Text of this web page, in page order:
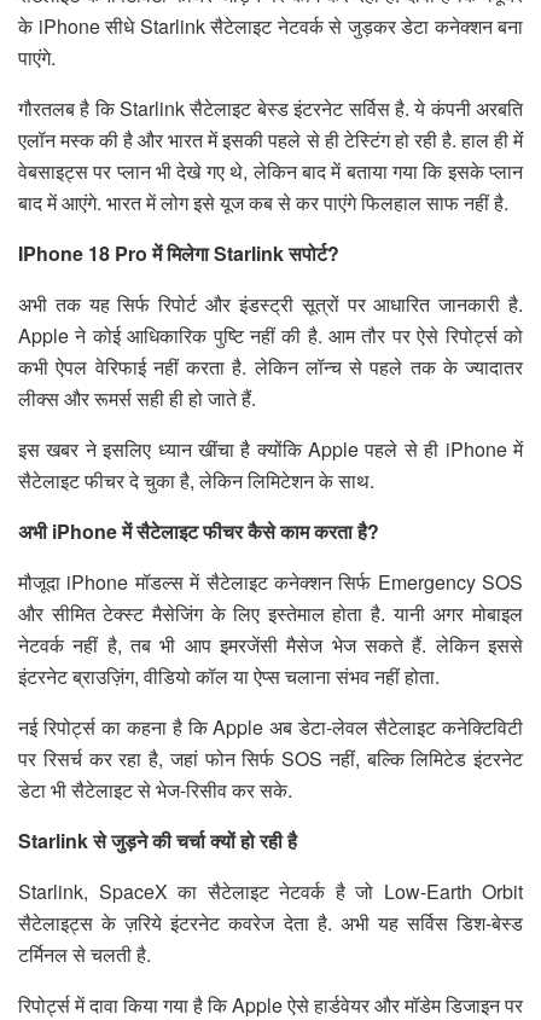
के iPhone सीधे Starlink सैटेलाइट नेटवर्क से जुड़कर डेटा कनेक्शन बना
पाएंगे.
गौरतलब है कि Starlink सैटेलाइट बेस्ड इंटरनेट सर्विस है. ये कंपनी अरबति
एलॉन मस्क की है और भारत में इसकी पहले से ही टेस्टिंग हो रही है. हाल ही मेंं
वेबसाइट्स पर प्लान भी देखे गए थे, लेकिन बाद में बताया गया कि इसके प्लान
बाद में आएंगे. भारत में लोग इसे यूज कब से कर पाएंगे फिलहाल साफ नहीं है.
IPhone 18 Pro में मिलेगा Starlink सपोर्ट?
अभी तक यह सिर्फ रिपोर्ट और इंडस्ट्री सूत्रों पर आधारित जानकारी है.
Apple ने कोई आधिकारिक पुष्टि नहीं की है. आम तौर पर ऐसे रिपोर्ट्स को
कभी ऐपल वेरिफाई नहीं करता है. लेकिन लॉन्च से पहले तक के ज्यादातर
लीक्स और रूमर्स सही ही हो जाते हैं.
इस खबर ने इसलिए ध्यान खींचा है क्योंकि Apple पहले से ही iPhone में
सैटेलाइट फीचर दे चुका है, लेकिन लिमिटेशन के साथ.
अभी iPhone में सैटेलाइट फीचर कैसे काम करता है?
मौजूदा iPhone मॉडल्स में सैटेलाइट कनेक्शन सिर्फ Emergency SOS
और सीमित टेक्स्ट मैसेजिंग के लिए इस्तेमाल होता है. यानी अगर मोबाइल
नेटवर्क नहीं है, तब भी आप इमरजेंसी मैसेज भेज सकते हैं. लेकिन इससे
इंटरनेट ब्राउज़िंग, वीडियो कॉल या ऐप्स चलाना संभव नहीं होता.
नई रिपोर्ट्स का कहना है कि Apple अब डेटा-लेवल सैटेलाइट कनेक्टिविटी
पर रिसर्च कर रहा है, जहां फोन सिर्फ SOS नहीं, बल्कि लिमिटेड इंटरनेट
डेटा भी सैटेलाइट से भेज-रिसीव कर सके.
Starlink से जुड़ने की चर्चा क्यों हो रही है
Starlink, SpaceX का सैटेलाइट नेटवर्क है जो Low-Earth Orbit
सैटेलाइट्स के ज़रिये इंटरनेट कवरेज देता है. अभी यह सर्विस डिश-बेस्ड
टर्मिनल से चलती है.
रिपोर्ट्स में दावा किया गया है कि Apple ऐसे हार्डवेयर और मॉडेम डिजाइन पर